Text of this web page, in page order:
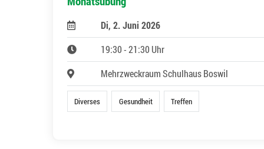
Di, 2. Juni 2026
19:30 - 21:30 Uhr
Mehrzweckraum Schulhaus Boswil
Diverses Gesundheit Treffen